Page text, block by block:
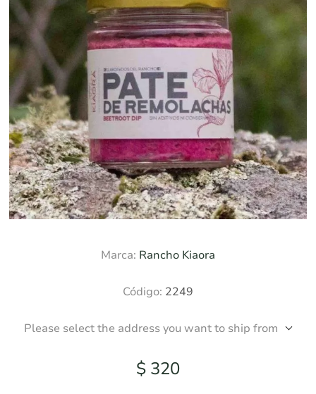
Marca: Rancho Kiaora
Código: 2249
Please select the address you want to ship from
$ 320